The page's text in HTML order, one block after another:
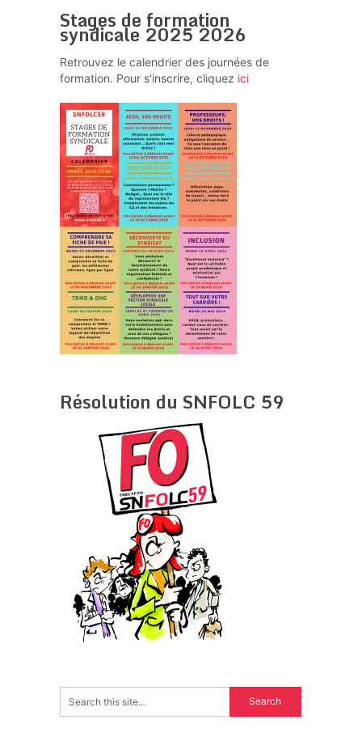
Stages de formation
syndicale 2025 2026
Retrouvez le calendrier des journées de
formation. Pour s'inscrire, cliquez ici
Résolution du SNFOLC 59